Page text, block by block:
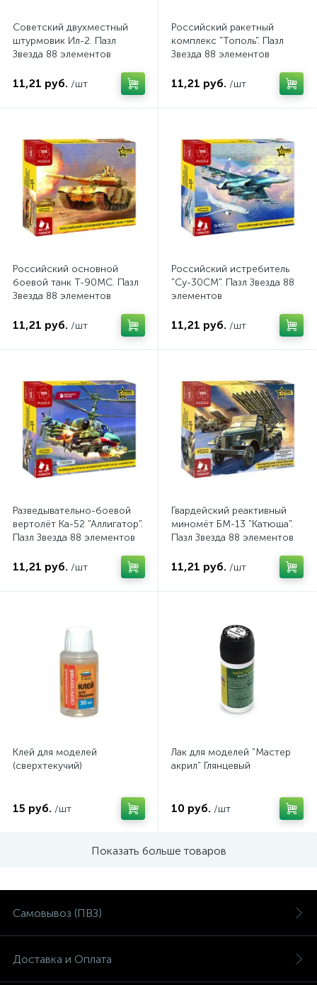
Советский двухместный
штурмовик Ил-2. Пазл
Звезда 88 элементов
11,21 руб. /шт
Российский ракетный
комплекс "Тополь". Пазл
Звезда 88 элементов
11,21 руб. /шт
Российский основной
боевой танк Т-90МС. Пазл
Звезда 88 элементов
11,21 руб. /шт
Российский истребитель
"Су-30СМ". Пазл Звезда 88
элементов
11,21 руб. /шт
Разведывательно-боевой
вертолёт Ка-52 "Аллигатор".
Пазл Звезда 88 элементов
11,21 руб. /шт
Гвардейский реактивный
миномёт БМ-13 "Катюша".
Пазл Звезда 88 элементов
11,21 руб. /шт
Клей для моделей
(сверхтекучий)
15 руб. /шт
Лак для моделей "Мастер
акрил" Глянцевый
10 руб. /шт
Показать больше товаров
Самовывоз (ПВЗ)
Доставка и Оплата